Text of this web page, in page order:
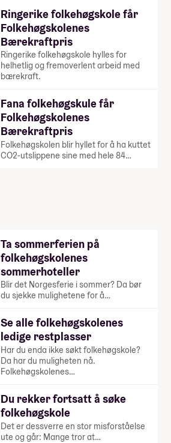
Ringerike folkehøgskole får
Folkehøgskolenes
Bærekraftpris
Ringerike folkehøgskole hylles for
helhetlig og fremoverlent arbeid med
bærekraft.
Fana folkehøgskule får
Folkehøgskolenes
Bærekraftpris
Folkehøgskolen blir hyllet for å ha kuttet
CO2-utslippene sine med hele 84…
Ta sommerferien på
folkehøgskolenes
sommerhoteller
Blir det Norgesferie i sommer? Da bør
du sjekke mulighetene for å…
Se alle folkehøgskolenes
ledige restplasser
Har du enda ikke søkt folkehøgskole?
Da har du muligheten nå.
Folkehøgskolenes…
Du rekker fortsatt å søke
folkehøgskole
Det er dessverre en stor misforståelse
ute og går: Mange tror at…